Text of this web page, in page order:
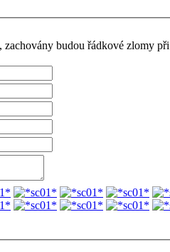
budou řádkové zlomy